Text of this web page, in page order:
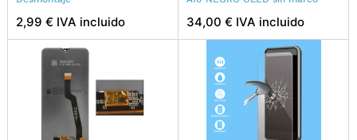
2,99 € IVA incluido 34,00 € IVA incluido